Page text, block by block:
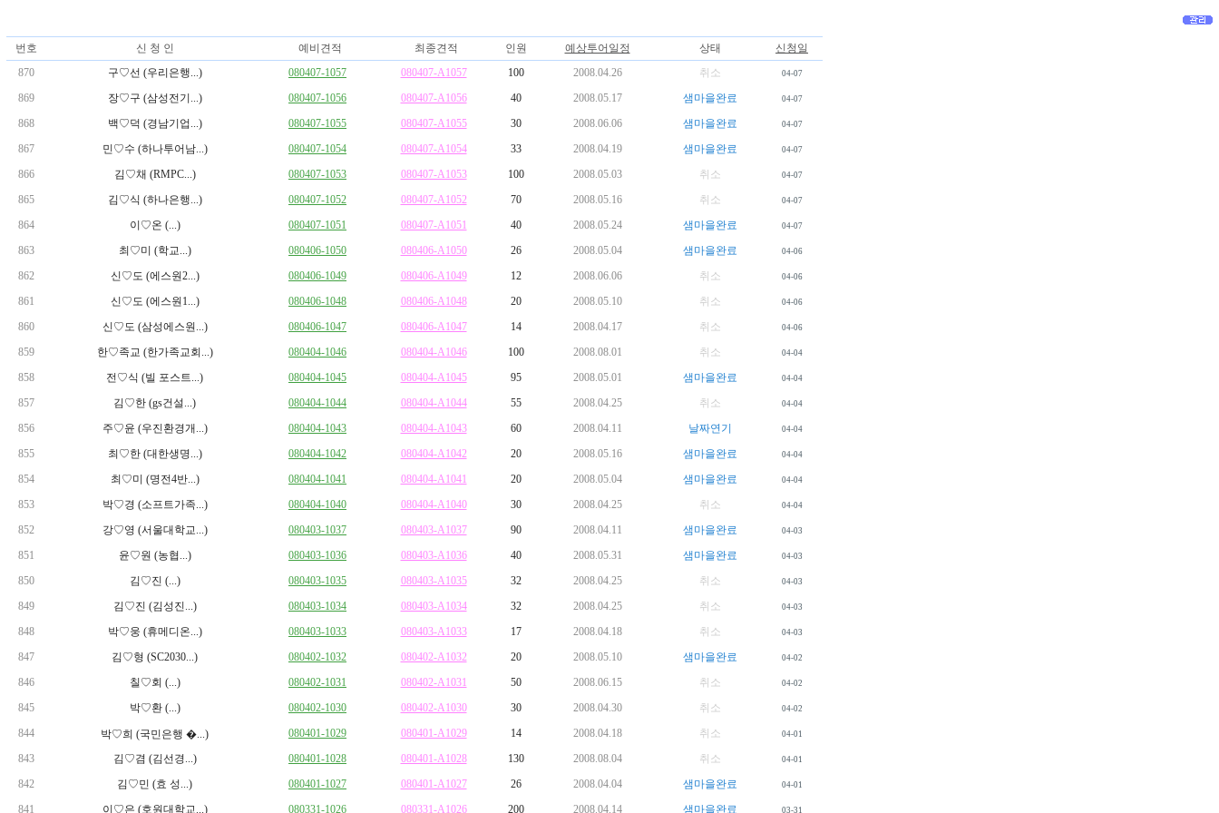
번호 신 청 인 예비견적 최종견적 인원 예상투어일정 상태
신청일
870
구♡선 (우리은행...) 080407-1057 080407-A1057 100 2008.04.26 취소 04-07
869 장♡구 (삼성전기...) 080407-1056 080407-A1056 40 2008.05.17 샘마을완료 04-07
868 백♡덕 (경남기업...) 080407-1055 080407-A1055 30 2008.06.06 샘마을완료 04-07
867 민♡수 (하나투어남...) 080407-1054 080407-A1054 33 2008.04.19 샘마을완료 04-07
866 김♡채 (RMPC...) 080407-1053 080407-A1053 100 2008.05.03 취소 04-07
865 김♡식 (하나은행...) 080407-1052 080407-A1052 70 2008.05.16 취소 04-07
864 이♡온 (...) 080407-1051 080407-A1051 40 2008.05.24 샘마을완료 04-07
863 최♡미 (학교...) 080406-1050 080406-A1050 26 2008.05.04 샘마을완료 04-06
862 신♡도 (에스원2...) 080406-1049 080406-A1049 12 2008.06.06 취소 04-06
861 신♡도 (에스원1...) 080406-1048 080406-A1048 20 2008.05.10 취소 04-06
860 신♡도 (삼성에스원...) 080406-1047 080406-A1047 14 2008.04.17 취소 04-06
859 한♡족교 (한가족교회...) 080404-1046 080404-A1046 100 2008.08.01 취소 04-04
858 전♡식 (빌 포스트...) 080404-1045 080404-A1045 95 2008.05.01 샘마을완료 04-04
857 김♡한 (gs건설...) 080404-1044 080404-A1044 55 2008.04.25 취소 04-04
856 주♡윤 (우진환경개...) 080404-1043 080404-A1043 60 2008.04.11 날짜연기 04-04
855 최♡한 (대한생명...) 080404-1042 080404-A1042 20 2008.05.16 샘마을완료 04-04
854 최♡미 (명전4반...) 080404-1041 080404-A1041 20 2008.05.04 샘마을완료 04-04
853 박♡경 (소프트가족...) 080404-1040 080404-A1040 30 2008.04.25 취소 04-04
852 강♡영 (서울대학교...) 080403-1037 080403-A1037 90 2008.04.11 샘마을완료 04-03
851 윤♡원 (농협...) 080403-1036 080403-A1036 40 2008.05.31 샘마을완료 04-03
850 김♡진 (...) 080403-1035 080403-A1035 32 2008.04.25 취소 04-03
849 김♡진 (김성진...) 080403-1034 080403-A1034 32 2008.04.25 취소 04-03
848 박♡웅 (휴메디온...) 080403-1033 080403-A1033 17 2008.04.18 취소 04-03
847 김♡형 (SC2030...) 080402-1032 080402-A1032 20 2008.05.10 샘마을완료 04-02
846 칠♡회 (...) 080402-1031 080402-A1031 50 2008.06.15 취소 04-02
845 박♡환 (...) 080402-1030 080402-A1030 30 2008.04.30 취소 04-02
844 박♡희 (국민은행 �...) 080401-1029 080401-A1029 14 2008.04.18 취소 04-01
843 김♡겸 (김선경...) 080401-1028 080401-A1028 130 2008.08.04 취소 04-01
842 김♡민 (효 성...) 080401-1027 080401-A1027 26 2008.04.04 샘마을완료 04-01
841 이♡은 (호원대학교...) 080331-1026 080331-A1026 200 2008.04.14 샘마을완료 03-31